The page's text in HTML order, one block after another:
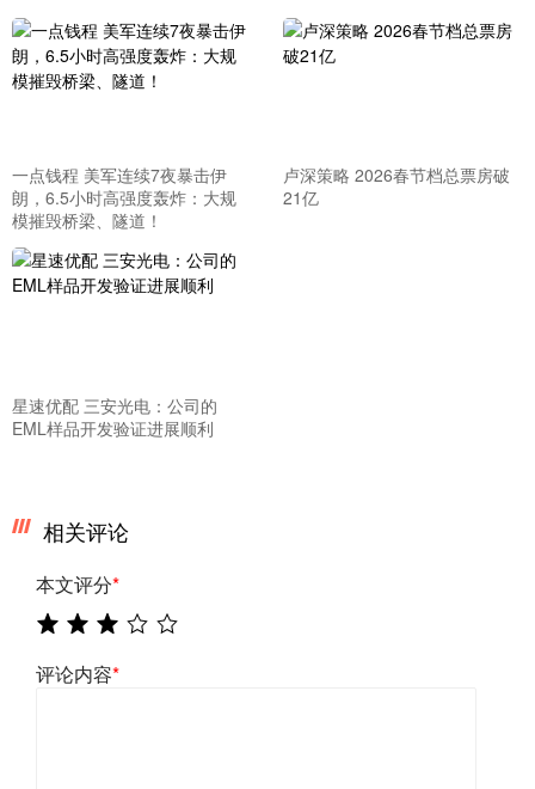
一点钱程 美军连续7夜暴击伊
朗，6.5小时高强度轰炸：大规
模摧毁桥梁、隧道！
卢深策略 2026春节档总票房破
21亿
星速优配 三安光电：公司的
EML样品开发验证进展顺利
相关评论
本文评分*
评论内容*